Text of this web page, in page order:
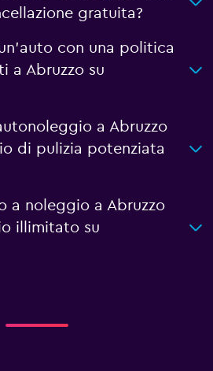
gratuita?
con una politica
a Abruzzo su
a Abruzzo
di pulizia potenziata
a noleggio a Abruzzo
illimitato su